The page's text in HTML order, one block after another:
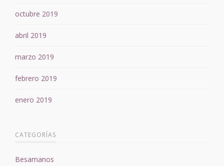
octubre 2019
abril 2019
marzo 2019
febrero 2019
enero 2019
CATEGORÍAS
Besamanos